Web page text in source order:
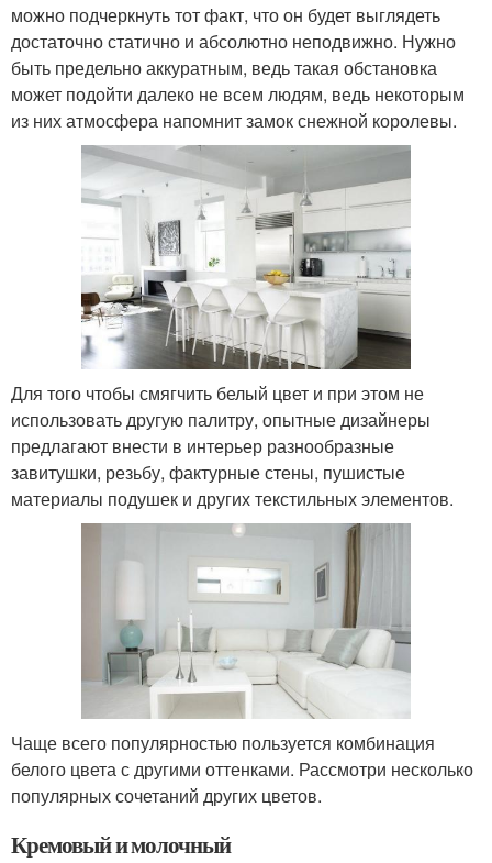
можно подчеркнуть тот факт, что он будет выглядеть
достаточно статично и абсолютно неподвижно. Нужно
быть предельно аккуратным, ведь такая обстановка
может подойти далеко не всем людям, ведь некоторым
из них атмосфера напомнит замок снежной королевы.
Для того чтобы смягчить белый цвет и при этом не
использовать другую палитру, опытные дизайнеры
предлагают внести в интерьер разнообразные
завитушки, резьбу, фактурные стены, пушистые
материалы подушек и других текстильных элементов.
Чаще всего популярностью пользуется комбинация
белого цвета с другими оттенками. Рассмотри несколько
популярных сочетаний других цветов.
Кремовый и молочный